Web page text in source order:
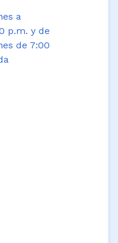
a
p.m. y de
de 7:00